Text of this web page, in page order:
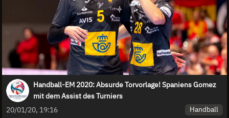
Handball-EM 2020: Absurde Torvorlage! Spaniens Gomez
mit dem Assist des Turniers
20/01/20, 19:16
Handball